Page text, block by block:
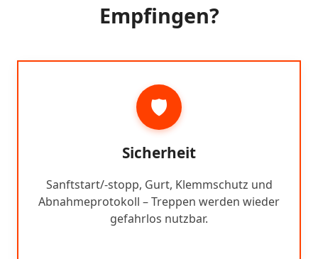
Empfingen?
🛡️
Sicherheit
Sanftstart/-stopp, Gurt, Klemmschutz und
Abnahmeprotokoll – Treppen werden wieder
gefahrlos nutzbar.